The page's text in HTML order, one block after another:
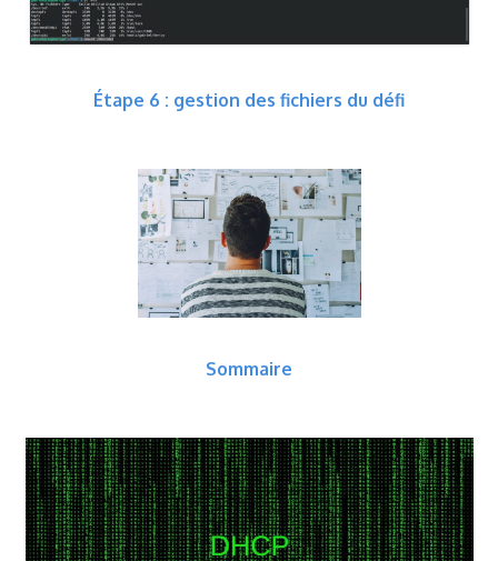
Étape 6 : gestion des fichiers du défi
Sommaire